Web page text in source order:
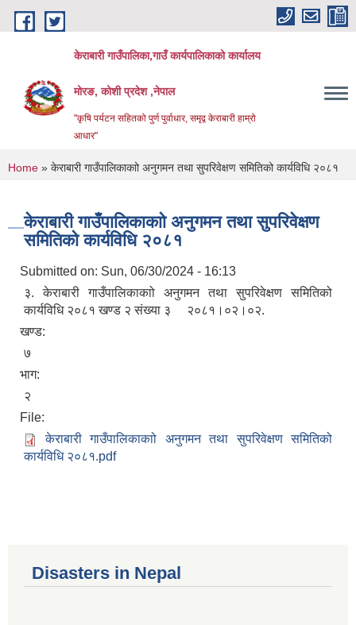
Skip to main content
केराबारी गाउँपालिका,गाउँ कार्यपालिकाको कार्यालय
मोरङ, कोशी प्रदेश ,नेपाल
"कृषि पर्यटन सहितको पुर्ण पुर्वाधार, समृद्व केराबारी हाम्रो
आधार"
You are here
Home » केराबारी गाउँपालिकाकाो अनुगमन तथा सुपरिवेक्षण समितिको कार्यविधि २०८१
केराबारी गाउँपालिकाकाो अनुगमन तथा सुपरिवेक्षण
समितिको कार्यविधि २०८१
Submitted on: Sun, 06/30/2024 - 16:13
३. केराबारी गाउँपालिकाकाो अनुगमन तथा सुपरिवेक्षण समितिको
कार्यविधि २०८१ खण्ड २ संख्या ३ २०८१।०२।०२.
खण्ड:
७
भाग:
२
File:
केराबारी गाउँपालिकाकाो अनुगमन तथा सुपरिवेक्षण समितिको
कार्यविधि २०८१.pdf
Disasters in Nepal